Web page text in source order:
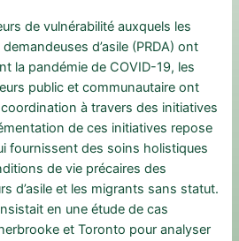
de vulnérabilité auxquels les
d’asile (PRDA) ont
la pandémie de COVID-19, les
public et communautaire ont
à travers des initiatives
de ces initiatives repose
fournissent des soins holistiques
de vie précaires des
d’asile et les migrants sans statut.
en une étude de cas
et Toronto pour analyser